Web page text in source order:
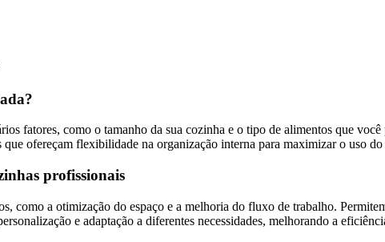
fatores, como o tamanho da sua cozinha e o tipo de alimentos que
ofereçam flexibilidade na organização interna para maximizar o uso do
profissionais
como a otimização do espaço e a melhoria do fluxo de trabalho.
e adaptação a diferentes necessidades, melhorando a